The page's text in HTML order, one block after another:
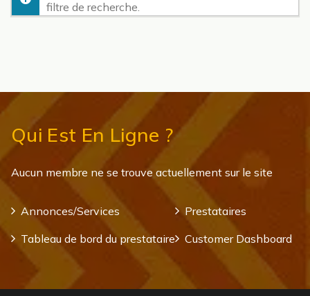
filtre de recherche.
Qui Est En Ligne ?
Aucun membre ne se trouve actuellement sur le site
Annonces/Services
Prestataires
Tableau de bord du prestataire
Customer Dashboard